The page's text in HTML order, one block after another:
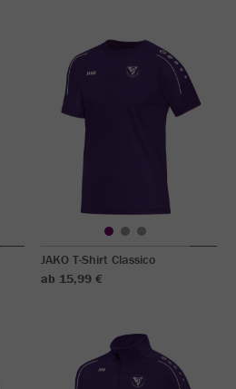
JAKO T-Shirt Classico
ab 15,99 €